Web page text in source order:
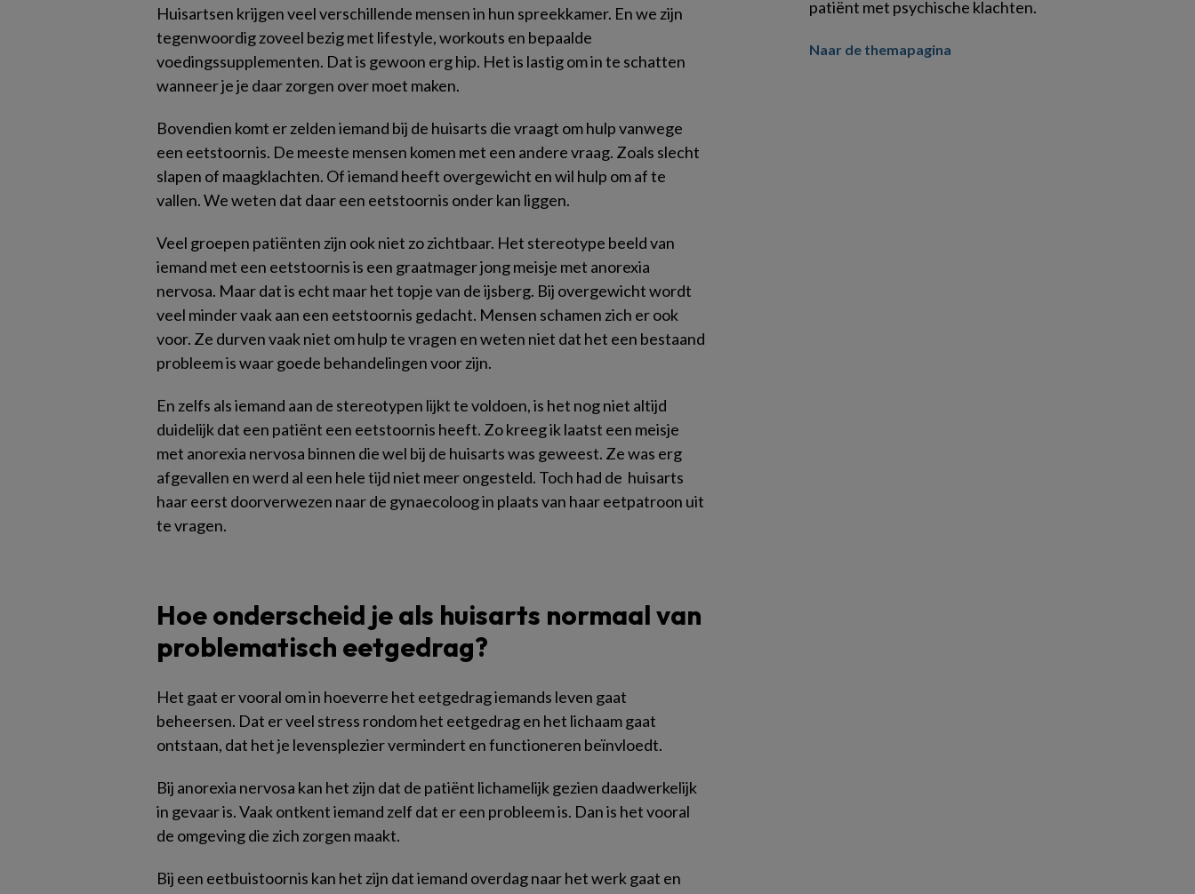
Huisartsen krijgen veel verschillende mensen in hun spreekkamer. En we zijn
tegenwoordig zoveel bezig met lifestyle, workouts en bepaalde
voedingssupplementen. Dat is gewoon erg hip. Het is lastig om in te schatten
wanneer je je daar zorgen over moet maken.
Bovendien komt er zelden iemand bij de huisarts die vraagt om hulp vanwege
een eetstoornis. De meeste mensen komen met een andere vraag. Zoals slecht
slapen of maagklachten. Of iemand heeft overgewicht en wil hulp om af te
vallen. We weten dat daar een eetstoornis onder kan liggen.
Veel groepen patiënten zijn ook niet zo zichtbaar. Het stereotype beeld van
iemand met een eetstoornis is een graatmager jong meisje met anorexia
nervosa. Maar dat is echt maar het topje van de ijsberg. Bij overgewicht wordt
veel minder vaak aan een eetstoornis gedacht. Mensen schamen zich er ook
voor. Ze durven vaak niet om hulp te vragen en weten niet dat het een bestaand
probleem is waar goede behandelingen voor zijn.
En zelfs als iemand aan de stereotypen lijkt te voldoen, is het nog niet altijd
duidelijk dat een patiënt een eetstoornis heeft. Zo kreeg ik laatst een meisje
met anorexia nervosa binnen die wel bij de huisarts was geweest. Ze was erg
afgevallen en werd al een hele tijd niet meer ongesteld. Toch had de huisarts
haar eerst doorverwezen naar de gynaecoloog in plaats van haar eetpatroon uit
te vragen.
Hoe onderscheid je als huisarts normaal van
problematisch eetgedrag?
Het gaat er vooral om in hoeverre het eetgedrag iemands leven gaat
beheersen. Dat er veel stress rondom het eetgedrag en het lichaam gaat
ontstaan, dat het je levensplezier vermindert en functioneren beïnvloedt.
Bij anorexia nervosa kan het zijn dat de patiënt lichamelijk gezien daadwerkelijk
in gevaar is. Vaak ontkent iemand zelf dat er een probleem is. Dan is het vooral
de omgeving die zich zorgen maakt.
Bij een eetbuistoornis kan het zijn dat iemand overdag naar het werk gaat en
patiënt met psychische klachten.
Naar de themapagina